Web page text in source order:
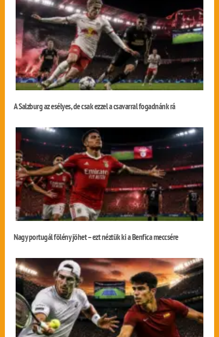
A Salzburg az esélyes, de csak ezzel a csavarral fogadnánk rá
Nagy portugál fölény jöhet – ezt néztük ki a Benfica meccsére